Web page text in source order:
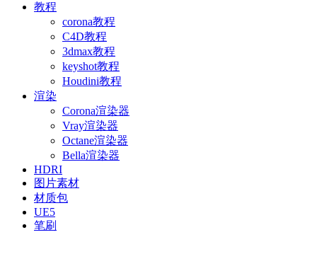
教程
corona教程
C4D教程
3dmax教程
keyshot教程
Houdini教程
渲染
Corona渲染器
Vray渲染器
Octane渲染器
Bella渲染器
HDRI
图片素材
材质包
UE5
笔刷